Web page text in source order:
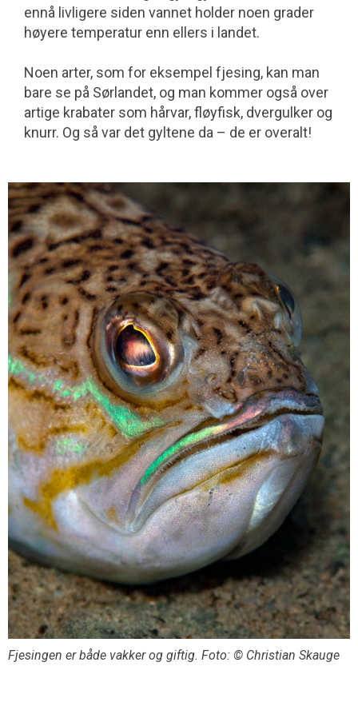
ennå livligere siden vannet holder noen grader
høyere temperatur enn ellers i landet.
Noen arter, som for eksempel fjesing, kan man
bare se på Sørlandet, og man kommer også over
artige krabater som hårvar, fløyfisk, dvergulker og
knurr. Og så var det gyltene da – de er overalt!
Fjesingen er både vakker og giftig. Foto: © Christian Skauge